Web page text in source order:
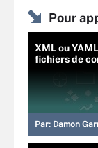
Pour
XML ou
fichiers de
Par: Damon